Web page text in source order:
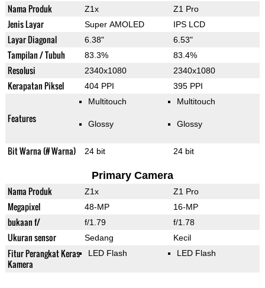
Nama Produk Z1x Z1 Pro
Jenis Layar Super AMOLED IPS LCD
Layar Diagonal 6.38" 6.53"
Tampilan / Tubuh 83.3% 83.4%
Resolusi 2340x1080 2340x1080
Kerapatan Piksel 404 PPI 395 PPI
Features
Multitouch
Glossy
Multitouch
Glossy
Bit Warna (# Warna) 24 bit 24 bit
Primary Camera
Nama Produk Z1x Z1 Pro
Megapixel 48-MP 16-MP
bukaan f/ f/1.79 f/1.78
Ukuran sensor Sedang Kecil
Fitur Perangkat Keras
Kamera
LED Flash LED Flash